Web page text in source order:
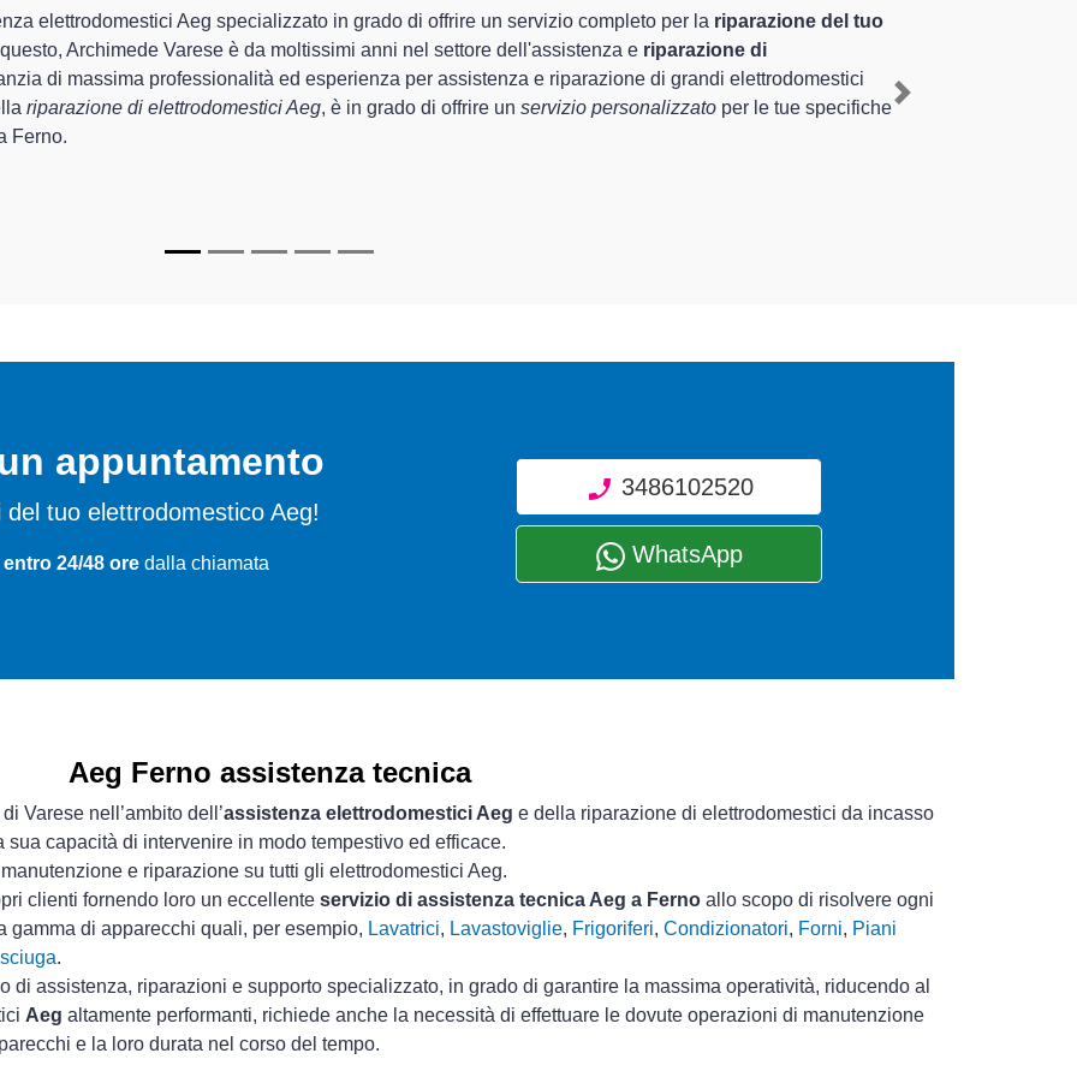
Varese sono in grado di garantire al cliente esperienza pluriennale nel territorio di Ferno e provincia per quel
riparazione del tuo elettrodomestico Aeg a Ferno, mediante il ripristino rapido del corretto funzionamento
di Archimede Varese sono in grado di fornire interventi di diverse tipologie sugli elettrodomestici da riparare
e durare a lungo nel tempo.
Next
appuntamento
tuo elettrodomestico Aeg!
24/48 oredalla chiamata
3486102520
WhatsApp
Aeg Ferno assistenza tecnica
Varese nell’ambito dell’assistenza elettrodomestici Aeg e della riparazione di elettrodomestici da incasso
capacità di intervenire in modo tempestivo ed efficace.
e riparazione su tutti gli elettrodomestici Aeg.
clienti fornendo loro un eccellente servizio di assistenza tecnica Aeg a Ferno allo scopo di risolvere ogni
gamma di apparecchi quali, per esempio, Lavatrici, Lavastoviglie, Frigoriferi, Condizionatori, Forni, Piani
.
di assistenza, riparazioni e supporto specializzato, in grado di garantire la massima operatività, riducendo al
Aeg altamente performanti, richiede anche la necessità di effettuare le dovute operazioni di manutenzione
e la loro durata nel corso del tempo.